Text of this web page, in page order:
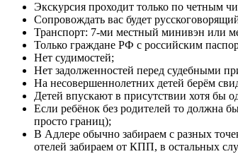
Экскурсия проходит только по четным
Сопровождать вас будет
Транспорт: 7-ми местный минивэн или
Только граждане РФ с российским
Нет судимостей;
Нет задолженностей перед судебными
На несовершеннолетних детей берём
Детей впускают в присутствии хотя бы
Если ребёнок без родителей то должна
просто границ);
В Адлере обычно забираем с разных
отелей забираем от КПП, в остальных